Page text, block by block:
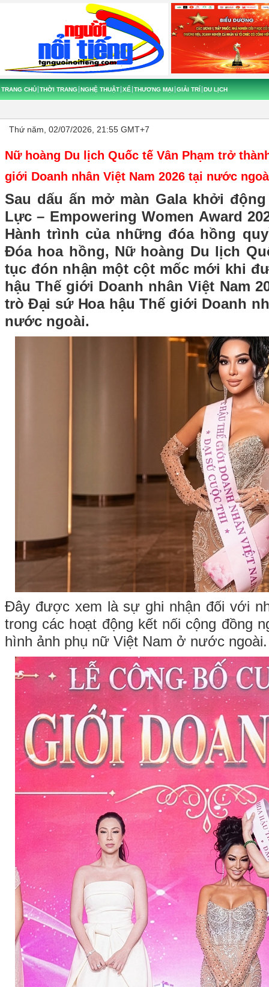
TRANG CHỦ THỜI TRANG NGHỆ THUẬT XẾ THƯƠNG MẠI GIẢI TRÍ DU LỊCH
Thứ năm, 02/07/2026, 21:55 GMT+7
Nữ hoàng Du lịch Quốc tế Vân Phạm trở
giới Doanh nhân Việt Nam 2026 tại nước
Sau dấu ấn mở màn Gala khởi
Lực – Empowering Women Award
Hành trình của những đóa hồng
Đóa hoa hồng, Nữ hoàng Du lịch
tục đón nhận một cột mốc mới khi
hậu Thế giới Doanh nhân Việt Nam
trò Đại sứ Hoa hậu Thế giới Doanh
nước ngoài.
Đây được xem là sự ghi nhận đối với
trong các hoạt động kết nối cộng đồng
hình ảnh phụ nữ Việt Nam ở nước ngoài.